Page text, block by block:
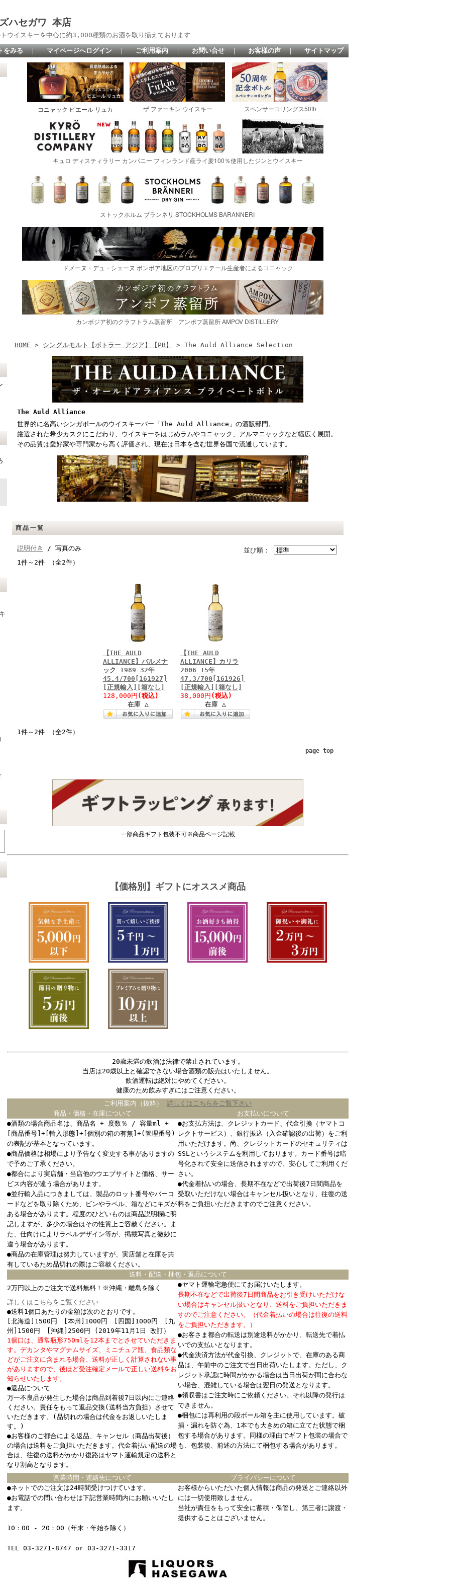
ズハセガワ 本店
ウイスキーを中心に約3,000種類のお酒を取り揃えております
をみる ｜ マイページへログイン ｜ ご利用案内 ｜ お問い合せ ｜ お客様の声 ｜ サイトマップ
HOME > シングルモルト【ボトラー アジア】【PB】 > The Auld Alliance Selection
The Auld Alliance
世界的に名高いシンガポールのウイスキーバー「The Auld Alliance」の酒販部門。
厳選された希少カスクにこだわり、ウイスキーをはじめラムやコニャック、アルマニャックなど幅広く展開。
その品質は愛好家や専門家から高く評価され、現在は日本を含む世界各国で流通しています。
商品一覧
並び順：
説明付き
/ 写真のみ
1件～2件 （全2件）
【THE AULD
ALLIANCE】バルメナ
ック 1989 32年
45.4/700[161927]
[正規輸入][箱なし]
128,000円 (税込)
在庫 △
【THE AULD
ALLIANCE】カリラ
2006 15年
47.3/700[161926]
[正規輸入][箱なし]
38,000円 (税込)
在庫 △
1件～2件 （全2件）
page top
一部商品ギフト包装不可※商品ページ記載
20歳未満の飲酒は法律で禁止されています。
当店は20歳以上と確認できない場合酒類の販売はいたしません。
飲酒運転は絶対にやめてください。
健康のため飲みすぎにはご注意ください。
ご利用案内（抜粋） 詳しくはこちらをご覧下さい
商品・価格・在庫について
お支払いについて
●酒類の場合商品名は、商品名 + 度数％ / 容量ml +
[商品番号]+[輸入形態]+[個別の箱の有無]+(管理番号)
の表記が基本となっています。
●商品価格は相場により予告なく変更する事がありますの
で予めご了承ください。
●都合により実店舗・当店他のウエブサイトと価格、サー
ビス内容が違う場合があります。
●並行輸入品につきましては、製品のロット番号やバーコ
ードなどを取り除くため、ビンやラベル、箱などにキズが
ある場合があります。程度のひどいものは商品説明欄に明
記しますが、多少の場合はその性質上ご容赦ください。ま
た、仕向けによりラベルデザイン等が、掲載写真と微妙に
違う場合があります。
●商品の在庫管理は努力していますが、実店舗と在庫を共
有しているため品切れの際はご容赦ください。
●お支払方法は、クレジットカード、代金引換（ヤマトコ
レクトサービス）、銀行振込（入金確認後の出荷）をご利
用いただけます。尚、クレジットカードのセキュリティは
SSLというシステムを利用しております。カード番号は暗
号化されて安全に送信されますので、安心してご利用くだ
さい。
●代金着払いの場合、長期不在などで出荷後7日間商品を
受取いただけない場合はキャンセル扱いとなり、往復の送
料をご負担いただきますのでご注意ください。
送料・配送・梱包・返品について
2万円以上のご注文で送料無料！※沖縄・離島を除く
詳しくはこちらをご覧ください
●送料1個口あたりの金額は次のとおりです。
[北海道]1500円 [本州]1000円 [四国]1000円 [九
州]1500円 [沖縄]2500円 (2019年11月1日 改訂）
1個口は、通常瓶形750mlを12本までとさせていただきま
す。デカンタやマグナムサイズ、ミニチュア瓶、食品類な
どがご注文に含まれる場合、送料が正しく計算されない事
がありますので、後ほど受注確定メールで正しい送料をお
知らせいたします。
●返品について
万一不良品が発生した場合は商品到着後7日以内にご連絡
ください。責任をもって返品交換(送料当方負担）させて
いただきます。(品切れの場合は代金をお返しいたしま
す。)
●お客様のご都合による返品、キャンセル（商品出荷後）
の場合は送料をご負担いただきます。代金着払い配送の場
合は、往復の送料がかかり復路はヤマト運輸規定の送料と
なり割高となります。
●ヤマト運輸宅急便にてお届けいたします。
長期不在などで出荷後7日間商品をお引き受けいただけな
い場合はキャンセル扱いとなり、送料をご負担いただきま
すのでご注意ください。（代金着払いの場合は往復の送料
をご負担いただきます。）
●お客さま都合の転送は別途送料がかかり、転送先で着払
いでの支払いとなります。
●代金決済方法が代金引換、クレジットで、在庫のある商
品は、午前中のご注文で当日出荷いたします。ただし、ク
レジット承認に時間がかかる場合は当日出荷が間に合わな
い場合、混雑している場合は翌日の発送となります。
●領収書はご注文時にご依頼ください。それ以降の発行は
できません。
●梱包には再利用の段ボール箱を主に使用しています。破
損・漏れを防ぐ為、1本でも大きめの箱に立てた状態で梱
包する場合があります。同様の理由でギフト包装の場合で
も、包装後、前述の方法にて梱包する場合があります。
営業時間・連絡先について
プライバシーについて
●ネットでのご注文は24時間受けつけています。
●お電話での問い合わせは下記営業時間内にお願いいたし
ます。
10：00 - 20：00（年末・年始を除く）
TEL 03-3271-8747 or 03-3271-3317
お客様からいただいた個人情報は商品の発送とご連絡以外
には一切使用致しません。
当社が責任をもって安全に蓄積・保管し、第三者に譲渡・
提供することはございません。